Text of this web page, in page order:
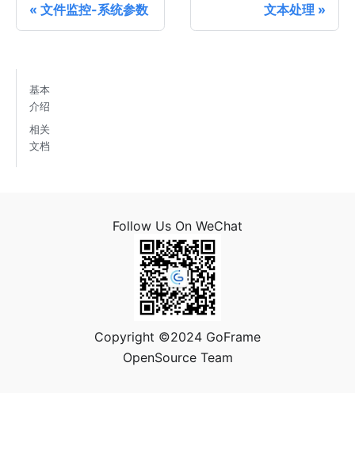
文件监控-系统参数 文本处理
基本
介绍
相关
文档
Follow Us On WeChat
Copyright ©2024 GoFrame
OpenSource Team